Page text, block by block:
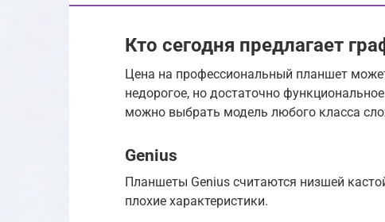
Кто сегодня предлагает
Цена на профессиональный планшет
недорогое, но достаточно
можно выбрать модель любого класса
Genius
Планшеты Genius считаются низшей
плохие характеристики.